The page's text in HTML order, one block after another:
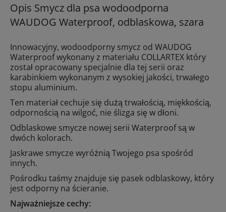
Opis Smycz dla psa wodoodporna
WAUDOG Waterproof, odblaskowa, szara
Innowacyjny, wodoodporny smycz od WAUDOG
Waterproof wykonany z materiału COLLARTEX który
został opracowany specjalnie dla tej serii oraz
karabinkiem wykonanym z wysokiej jakości, trwałego
stopu aluminium.
Ten materiał cechuje się dużą trwałością, miękkością,
odpornością na wilgoć, nie ślizga się w dłoni.
Odblaskowe smycze nowej serii Waterproof są w
dwóch kolorach.
Jaskrawe smycze wyróżnią Twojego psa spośród
innych.
Pośrodku taśmy znajduje się pasek odblaskowy, który
jest odporny na ścieranie.
Najważniejsze cechy: